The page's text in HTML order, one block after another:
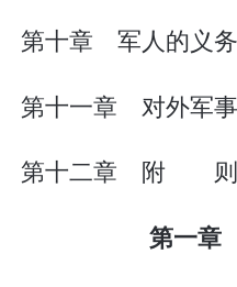
第十章 军人的义
第十一章 对外军
第十二章 附 则
第一